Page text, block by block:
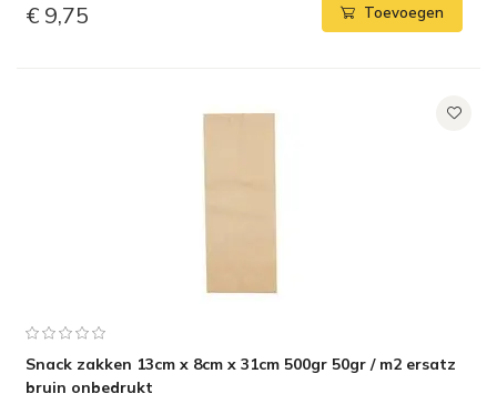
€ 9,75 Toevoegen
Snack zakken 13cm x 8cm x 31cm 500gr 50gr / m2 ersatz
bruin onbedrukt